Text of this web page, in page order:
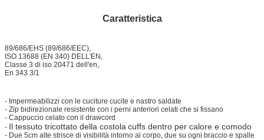
Caratteristica
89/686/EHS (89/686/EEC),
ISO 13688 (EN 340) DELL'EN,
Classe 3 di iso 20471 dell'en,
En 343 3/1
- Impermeabilizzi con le cuciture cucite e nastro saldate
- Zip bidirezionale resistente con i perni anteriori celati che si fissano
- Cappuccio celato con il drawcord
- Il tessuto tricottato della costola cuffs dentro per calore e comodo
- Due 5cm alte strisce di visibilità intorno al corpo, due su ogni braccio e spalle